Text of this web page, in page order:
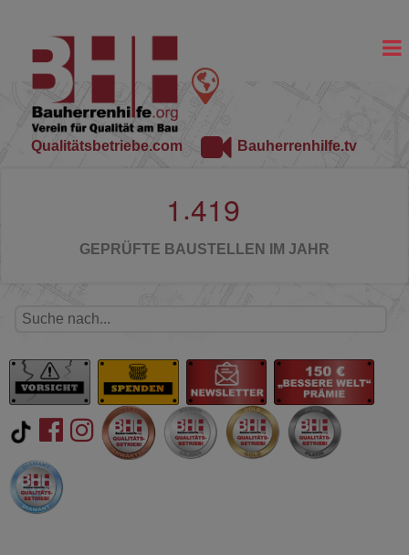
Qualitätsbetriebe.com Bauherrenhilfe.tv
1 .419
GEPRÜFTE BAUSTELLEN IM JAHR